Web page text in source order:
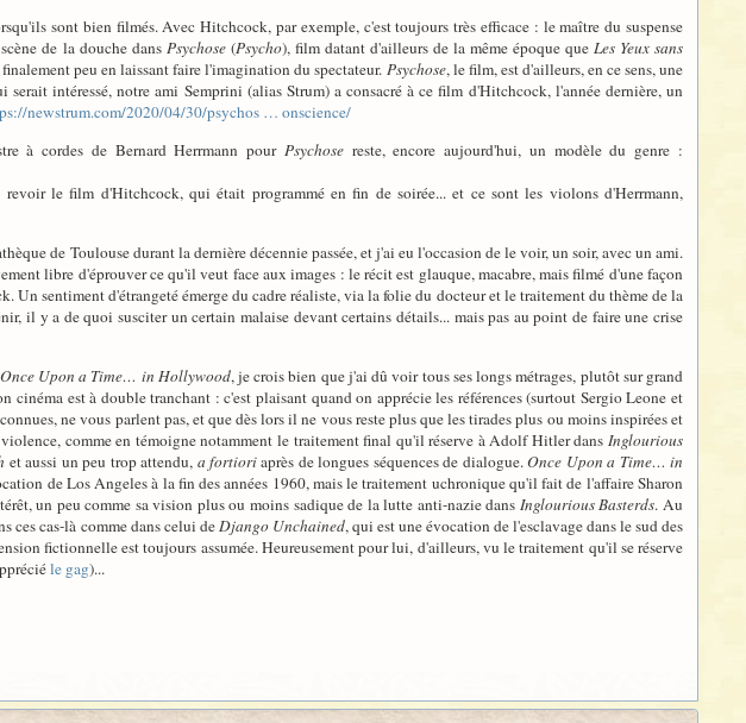
sont bien filmés. Avec Hitchcock, par exemple, c'est toujours très efficace : le maître du suspense
de la douche dans Psychose(Psycho), film datant d'ailleurs de la même époque que Les Yeux sans
peu en laissant faire l'imagination du spectateur. Psychose, le film, est d'ailleurs, en ce sens, une
intéressé, notre ami Semprini (alias Strum) a consacré à ce film d'Hitchcock, l'année dernière, un
newstrum.com/2020/04/30/psychos … onscience/
à cordes de Bernard Herrmann pour Psychosereste, encore aujourd'hui, un modèle du genre :
le film d'Hitchcock, qui était programmé en fin de soirée... et ce sont les violons d'Herrmann,
de Toulouse durant la dernière décennie passée, et j'ai eu l'occasion de le voir, un soir, avec un ami.
libre d'éprouver ce qu'il veut face aux images : le récit est glauque, macabre, mais filmé d'une façon
sentiment d'étrangeté émerge du cadre réaliste, via la folie du docteur et le traitement du thème de la
il y a de quoi susciter un certain malaise devant certains détails... mais pas au point de faire une crise
Once Upon a Time… in Hollywood, je crois bien que j'ai dû voir tous ses longs métrages, plutôt sur grand
cinéma est à double tranchant : c'est plaisant quand on apprécie les références (surtout Sergio Leone et
ne vous parlent pas, et que dès lors il ne vous reste plus que les tirades plus ou moins inspirées et
comme en témoigne notamment le traitement final qu'il réserve à Adolf Hitler dans Inglourious
et aussi un peu trop attendu, a fortioriaprès de longues séquences de dialogue.Once Upon a Time… in
de Los Angeles à la fin des années 1960, mais le traitement uchronique qu'il fait de l'affaire Sharon
un peu comme sa vision plus ou moins sadique de la lutte anti-nazie dans Inglourious Basterds. Au
ces cas-là comme dans celui deDjango Unchained, qui est une évocation de l'esclavage dans le sud des
fictionnelle est toujours assumée. Heureusement pour lui, d'ailleurs, vu le traitement qu'il se réserve
le gag)...